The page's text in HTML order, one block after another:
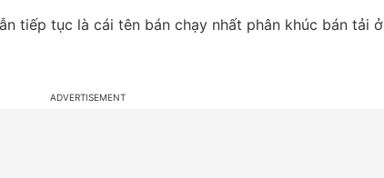
tiếp tục là cái tên bán chạy nhất phân khúc bán tải ở